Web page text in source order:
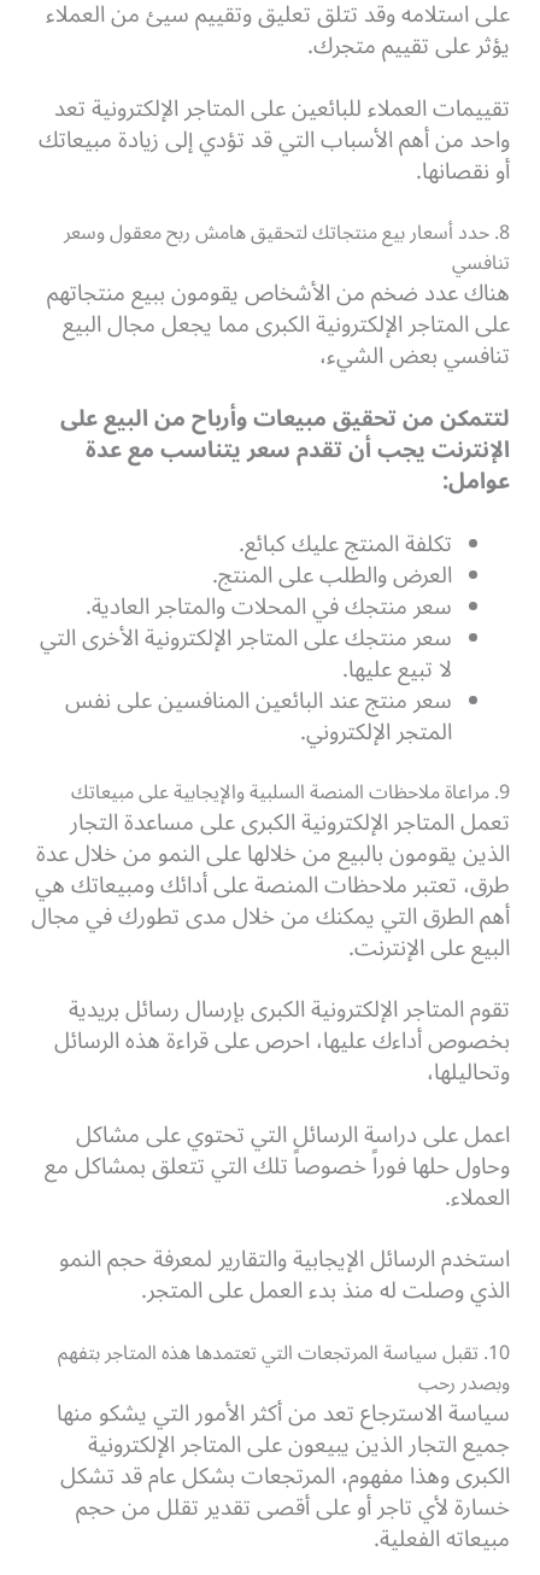
على استلامه وقد تتلق تعليق وتقييم سيئ من العملاء
يؤثر على تقييم متجرك.
تقييمات العملاء للبائعين على المتاجر الإلكترونية تعد
واحد من أهم الأسباب التي قد تؤدي إلى زيادة مبيعاتك
أو نقصانها.
8. حدد أسعار بيع منتجاتك لتحقيق هامش ربح معقول وسعر
تنافسي
هناك عدد ضخم من الأشخاص يقومون ببيع منتجاتهم
على المتاجر الإلكترونية الكبرى مما يجعل مجال البيع
تنافسي بعض الشيء،
لتتمكن من تحقيق مبيعات وأرباح من البيع على
الإنترنت يجب أن تقدم سعر يتناسب مع عدة
عوامل:
تكلفة المنتج عليك كبائع.
العرض والطلب على المنتج.
سعر منتجك في المحلات والمتاجر العادية.
سعر منتجك على المتاجر الإلكترونية الأخرى التي
لا تبيع عليها.
سعر منتج عند البائعين المنافسين على نفس
المتجر الإلكتروني.
9. مراعاة ملاحظات المنصة السلبية والإيجابية على مبيعاتك
تعمل المتاجر الإلكترونية الكبرى على مساعدة التجار
الذين يقومون بالبيع من خلالها على النمو من خلال عدة
طرق، تعتبر ملاحظات المنصة على أدائك ومبيعاتك هي
أهم الطرق التي يمكنك من خلال مدى تطورك في مجال
البيع على الإنترنت.
تقوم المتاجر الإلكترونية الكبرى بإرسال رسائل بريدية
بخصوص أداءك عليها، احرص على قراءة هذه الرسائل
وتحاليلها،
اعمل على دراسة الرسائل التي تحتوي على مشاكل
وحاول حلها فوراً خصوصاً تلك التي تتعلق بمشاكل مع
العملاء.
استخدم الرسائل الإيجابية والتقارير لمعرفة حجم النمو
الذي وصلت له منذ بدء العمل على المتجر.
10. تقبل سياسة المرتجعات التي تعتمدها هذه المتاجر بتفهم
وبصدر رحب
سياسة الاسترجاع تعد من أكثر الأمور التي يشكو منها
جميع التجار الذين يبيعون على المتاجر الإلكترونية
الكبرى وهذا مفهوم، المرتجعات بشكل عام قد تشكل
خسارة لأي تاجر أو على أقصى تقدير تقلل من حجم
مبيعاته الفعلية.